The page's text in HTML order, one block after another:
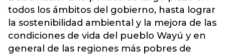
todos los ámbitos del gobierno, hasta lograr
la sostenibilidad ambiental y la mejora de las
condiciones de vida del pueblo Wayú y en
general de las regiones más pobres de